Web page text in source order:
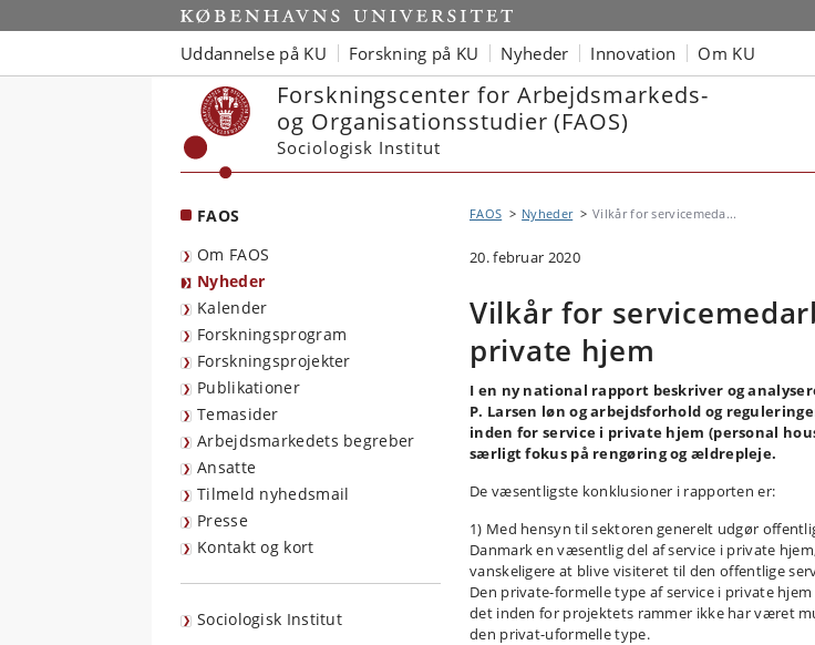
Start
Uddannelse på KU Forskning på KU Nyheder Innovation Om KU
Forskningscenter for Arbejdsmarkeds-
og Organisationsstudier (FAOS)
Sociologisk Institut
FAOS
Om FAOS
Nyheder
Kalender
Forskningsprogram
Forskningsprojekter
Publikationer
Temasider
Arbejdsmarkedets begreber
Ansatte
Tilmeld nyhedsmail
Presse
Kontakt og kort
Sociologisk Institut
FAOS Nyheder Vilkår for servicemeda...
20. februar 2020
Vilkår for
private hjem
I en ny national rapport beskriver og
P. Larsen løn og arbejdsforhold og
inden for service i private hjem (personal
særligt fokus på rengøring og ældrepleje.
De væsentligste konklusioner i rapporten er:
1) Med hensyn til sektoren generelt udgør
Danmark en væsentlig del af service i private
vanskeligere at blive visiteret til den offentlige
Den private-formelle type af service i private
det inden for projektets rammer ikke har været
den privat-uformelle type.